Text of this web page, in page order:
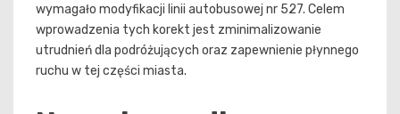
wymagało modyfikacji linii autobusowej nr 527. Celem
wprowadzenia tych korekt jest zminimalizowanie
utrudnień dla podróżujących oraz zapewnienie płynnego
ruchu w tej części miasta.